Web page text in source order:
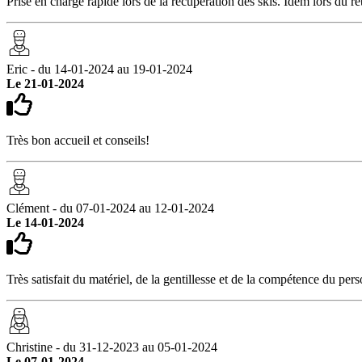
Eric - du 14-01-2024 au 19-01-2024
Le 21-01-2024
Très bon accueil et conseils!
Clément - du 07-01-2024 au 12-01-2024
Le 14-01-2024
Très satisfait du matériel, de la gentillesse et de la compétence du
Christine - du 31-12-2023 au 05-01-2024